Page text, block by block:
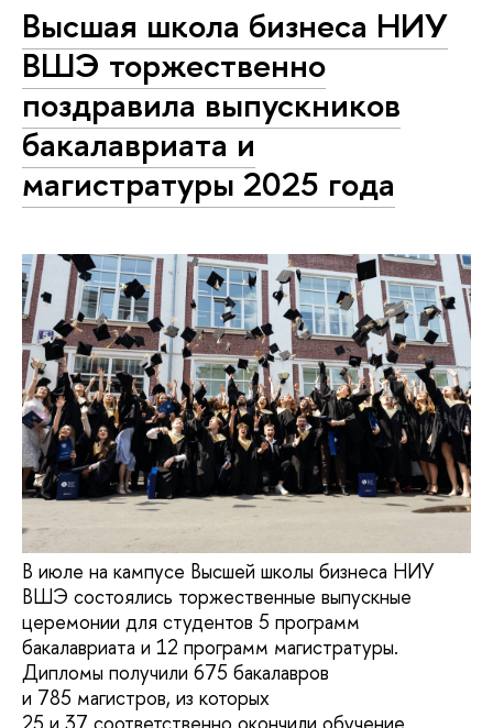
Высшая школа бизнеса НИУ
ВШЭ торжественно
поздравила выпускников
бакалавриата и
магистратуры 2025 года
В июле на кампусе Высшей школы бизнеса НИУ
ВШЭ состоялись торжественные выпускные
церемонии для студентов 5 программ
бакалавриата и 12 программ магистратуры.
Дипломы получили 675 бакалавров
и 785 магистров, из которых